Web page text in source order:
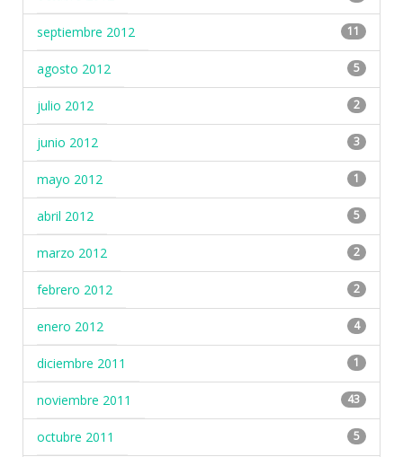
septiembre 2012 11
agosto 2012 5
julio 2012 2
junio 2012 3
mayo 2012 1
abril 2012 5
marzo 2012 2
febrero 2012 2
enero 2012 4
diciembre 2011 1
noviembre 2011 43
octubre 2011 5